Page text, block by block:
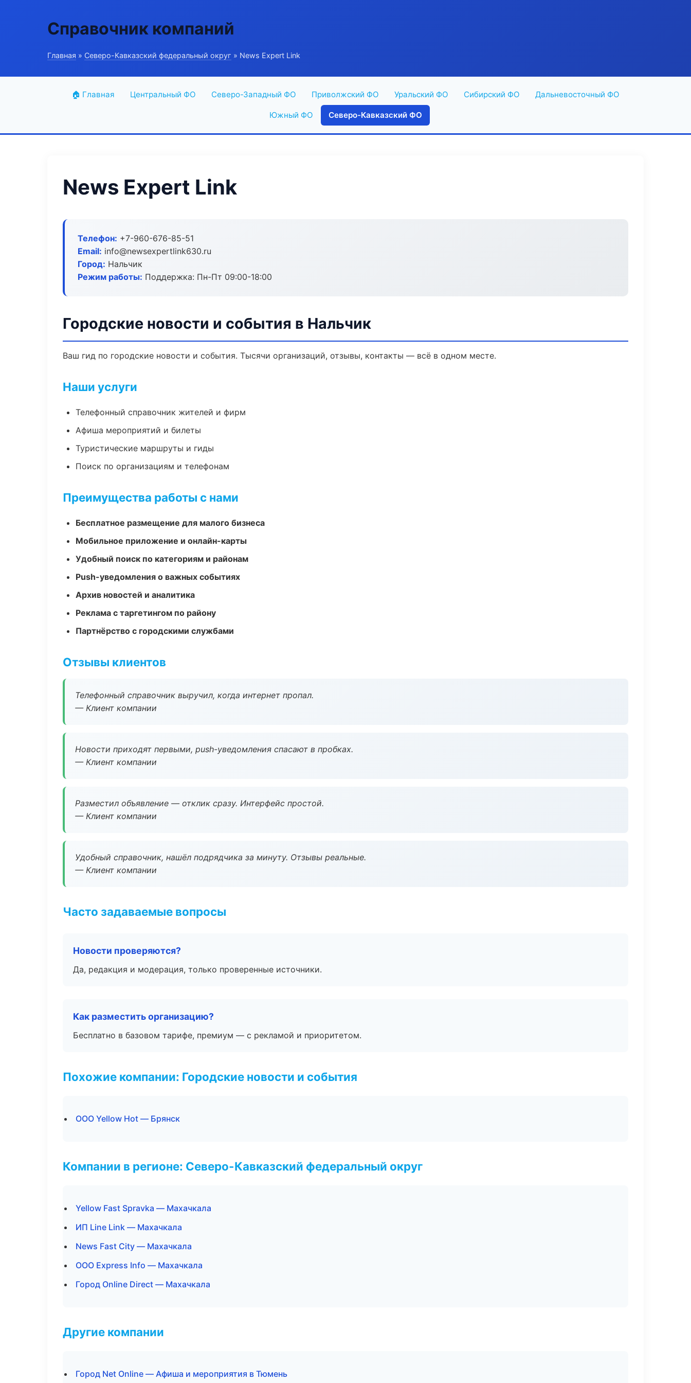
Справочник компаний
Главная » Северо-Кавказский федеральный округ » News Expert Link
🏠 Главная Центральный ФО Северо-Западный ФО Приволжский ФО Уральский ФО Сибирский ФО Дальневосточный ФО
Южный ФО Северо-Кавказский ФО
News Expert Link
Телефон: +7-960-676-85-51
Email: info@newsexpertlink630.ru
Город: Нальчик
Режим работы: Поддержка: Пн-Пт 09:00-18:00
Городские новости и события в Нальчик
Ваш гид по городские новости и события. Тысячи организаций, отзывы, контакты — всё в одном месте.
Наши услуги
Телефонный справочник жителей и фирм
Афиша мероприятий и билеты
Туристические маршруты и гиды
Поиск по организациям и телефонам
Преимущества работы с нами
Бесплатное размещение для малого бизнеса
Мобильное приложение и онлайн-карты
Удобный поиск по категориям и районам
Push-уведомления о важных событиях
Архив новостей и аналитика
Реклама с таргетингом по району
Партнёрство с городскими службами
Отзывы клиентов
Телефонный справочник выручил, когда интернет пропал.
— Клиент компании
Новости приходят первыми, push-уведомления спасают в пробках.
— Клиент компании
Разместил объявление — отклик сразу. Интерфейс простой.
— Клиент компании
Удобный справочник, нашёл подрядчика за минуту. Отзывы реальные.
— Клиент компании
Часто задаваемые вопросы
Новости проверяются?
Да, редакция и модерация, только проверенные источники.
Как разместить организацию?
Бесплатно в базовом тарифе, премиум — с рекламой и приоритетом.
Похожие компании: Городские новости и события
ООО Yellow Hot — Брянск
Компании в регионе: Северо-Кавказский федеральный округ
Yellow Fast Spravka — Махачкала
ИП Line Link — Махачкала
News Fast City — Махачкала
ООО Express Info — Махачкала
Город Online Direct — Махачкала
Другие компании
Город Net Online — Афиша и мероприятия в Тюмень